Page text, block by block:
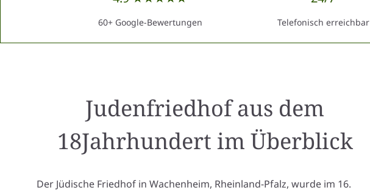
60+ Google-Bewertungen Telefonisch erreichbar
Judenfriedhof aus dem
18Jahrhundert im Überblick
Der Jüdische Friedhof in Wachenheim, Rheinland-Pfalz, wurde im 16.